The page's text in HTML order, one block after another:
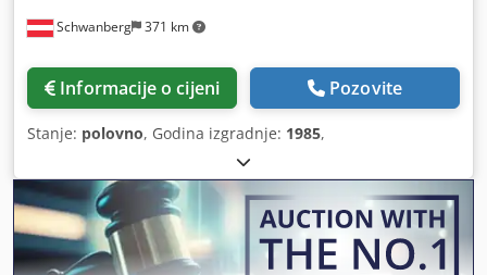
Schwanberg 371 km
Informacije o cijeni Pozovite
Stanje: polovno, Godina izgradnje: 1985,